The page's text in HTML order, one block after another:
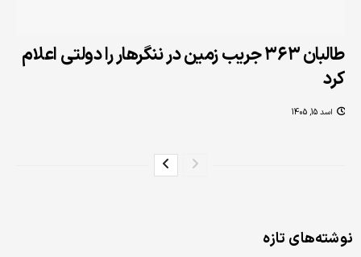
طالبان ۳۶۳ جریب زمین در ننگرهار را دولتی اعلام
کرد
اسد 15, 1405
نوشته‌های تازه